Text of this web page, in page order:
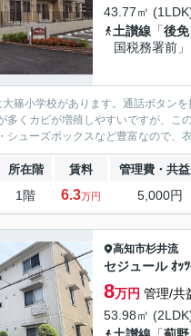
43.77㎡
土讃線 「後免
国税務署前
篠小学校があります。通話ボタン
多くカビが増殖しやすいですが、こ
シューズボックスなど豊富なので、
所在階 賃料 管理費・共
1階 6.3万円 5,000円
高知市杉井流
セジュール ｵｯﾂ
8万円 管理/共
53.98㎡